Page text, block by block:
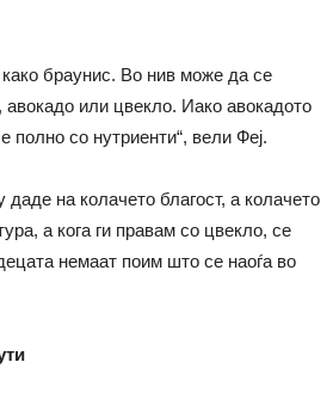
браунис. Во нив може да се
или цвекло. Иако авокадото
полно со нутриенти“, вели Феј.
даде на колачето благост, а колачето
а кога ги правам со цвекло, се
немаат поим што се наоѓа во